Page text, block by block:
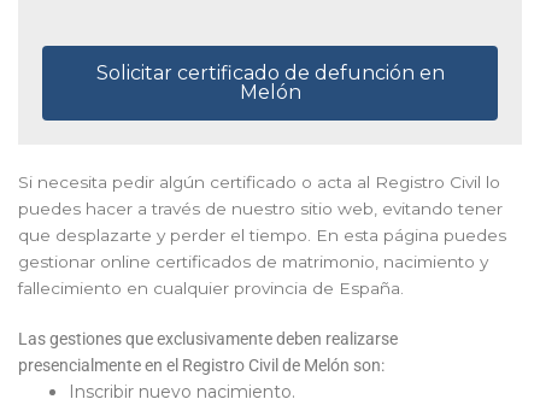
Solicitar certificado de defunción en
Melón
Si necesita pedir algún certificado o acta al Registro Civil lo
puedes hacer a través de nuestro sitio web, evitando tener
que desplazarte y perder el tiempo. En esta página puedes
gestionar online certificados de matrimonio, nacimiento y
fallecimiento en cualquier provincia de España.
Las gestiones que exclusivamente deben realizarse
presencialmente en el Registro Civil de Melón son:
Inscribir nuevo nacimiento.